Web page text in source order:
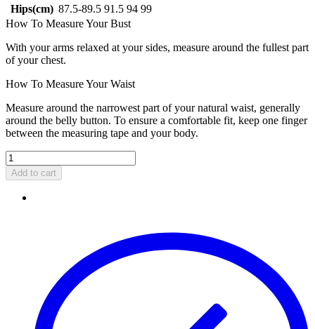
Hips(cm) 87.5-89.5 91.5 94 99
How To Measure Your Bust
With your arms relaxed at your sides, measure around the fullest part
of your chest.
How To Measure Your Waist
Measure around the narrowest part of your natural waist, generally
around the belly button. To ensure a comfortable fit, keep one finger
between the measuring tape and your body.
Add to cart